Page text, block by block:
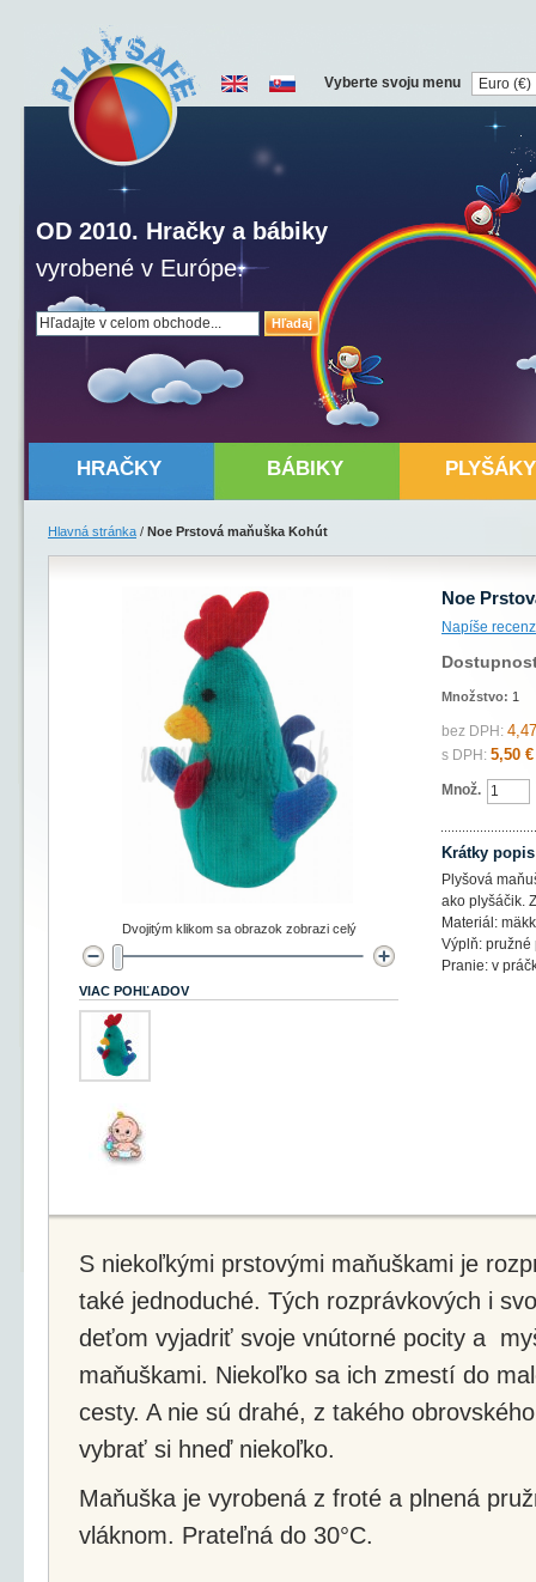
Hľadaj
OD 2010. Hračky a bábiky
vyrobené v Európe.
Vyberte svoju menu
HRAČKY BÁBIKY PLYŠÁKY
Hlavná stránka / Noe Prstová maňuška Kohút
Noe
Napíše
Množstvo: 1
bez DPH:
s DPH: 5,50 €
Množ.
Krátky popis
Plyšová
ako plyšáčik.
Materiál:
Výplň: pružné
Pranie: v
Dvojitým klikom sa obrazok zobrazi celý
VIAC POHĽADOV
S niekoľkými prstovými maňuškami je
také jednoduché. Tých rozprávkových i
deťom vyjadriť svoje vnútorné pocity a
maňuškami. Niekoľko sa ich zmestí do
cesty. A nie sú drahé, z takého
vybrať si hneď niekoľko.
Maňuška je vyrobená z froté a plnená
vláknom. Prateľná do 30°C.